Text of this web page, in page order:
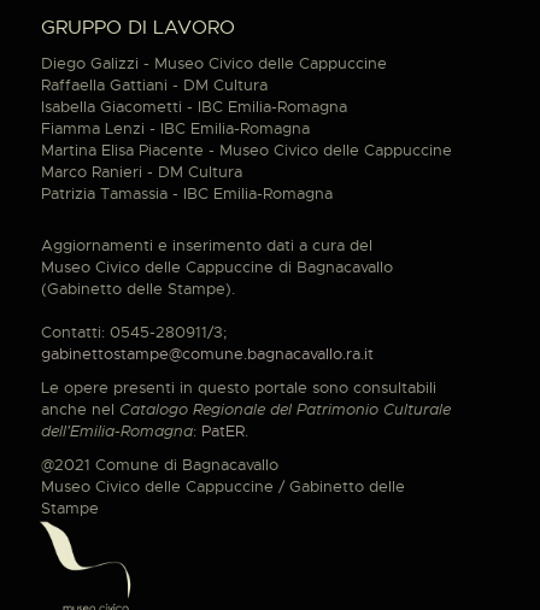
GRUPPO DI LAVORO
Diego Galizzi - Museo Civico delle Cappuccine
Raffaella Gattiani - DM Cultura
Isabella Giacometti - IBC Emilia-Romagna
Fiamma Lenzi - IBC Emilia-Romagna
Martina Elisa Piacente - Museo Civico delle Cappuccine
Marco Ranieri - DM Cultura
Patrizia Tamassia - IBC Emilia-Romagna
Aggiornamenti e inserimento dati a cura del
Museo Civico delle Cappuccine di Bagnacavallo
(Gabinetto delle Stampe).
Contatti: 0545-280911/3;
gabinettostampe@comune.bagnacavallo.ra.it
Le opere presenti in questo portale sono consultabili
anche nel Catalogo Regionale del Patrimonio Culturale
dell'Emilia-Romagna: PatER.
@2021 Comune di Bagnacavallo
Museo Civico delle Cappuccine / Gabinetto delle
Stampe